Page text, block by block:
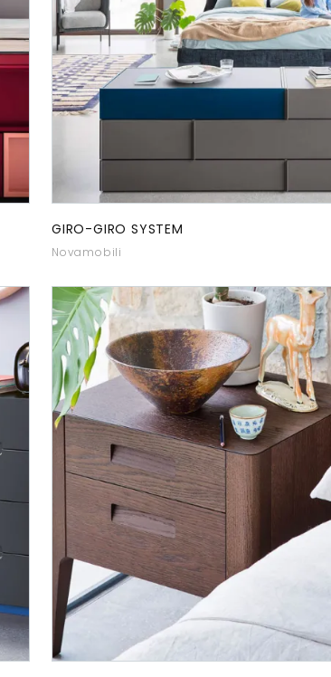
GIRO-GIRO SYSTEM
Novamobili